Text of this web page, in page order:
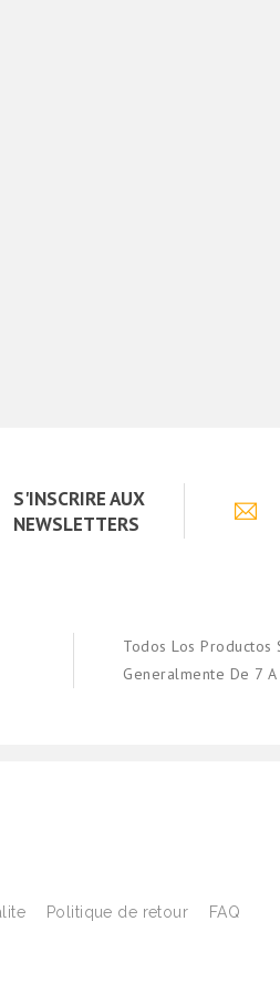
S'INSCRIRE AUX
NEWSLETTERS
Todos Los
Generalmente De 7
Politique de retour FAQ